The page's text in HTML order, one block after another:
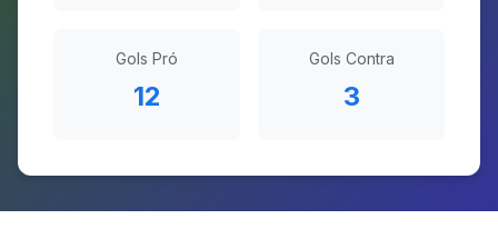
Gols Pró
12
Gols Contra
3